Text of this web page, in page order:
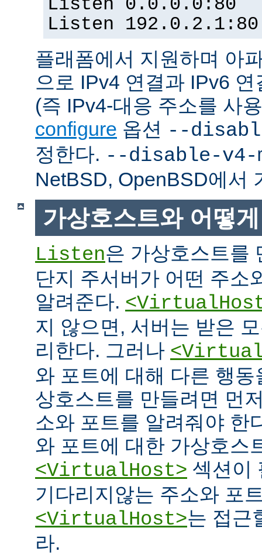
Listen 0.0.0.0:80
Listen 192.0.2.1:80
플래폼에서 지원하며 아
으로 IPv4 연결과 IPv6
(즉 IPv4-대응 주소를 사
configure 옵션 --
정한다. --disable-v4-
NetBSD, OpenBSD에서
가상호스트와 어떻
Listen은 가상호스트를
단지 주서버가 어떤 주소
알려준다.
지 않으면, 서버는 받은
리한다. 그러나
와 포트에 대해 다른 행
상호스트를 만들려면 먼
소와 포트를 알려줘야 한
와 포트에 대한 가상호스
<VirtualHost> 섹션이
기다리지않는 주소와 포
<VirtualHost>는 접근
라.